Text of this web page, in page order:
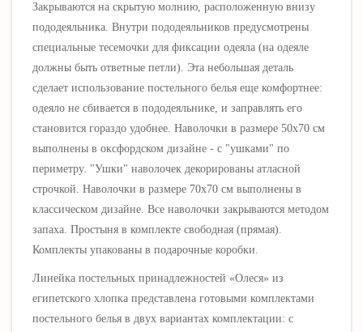
Закрываются на скрытую молнию, расположенную внизу
пододеяльника. Внутри пододеяльников предусмотрены
специальные тесемочки для фиксации одеяла (на одеяле
должны быть ответные петли). Эта небольшая деталь
сделает использование постельного белья еще комфортнее:
одеяло не сбивается в пододеяльнике, и заправлять его
становится гораздо удобнее. Наволочки в размере 50х70 см
выполнены в оксфордском дизайне - с "ушками" по
периметру. "Ушки" наволочек декорированы атласной
строчкой. Наволочки в размере 70х70 см выполнены в
классическом дизайне. Все наволочки закрываются методом
запаха. Простыня в комплекте свободная (прямая).
Комплекты упакованы в подарочные коробки.
Линейка постельных принадлежностей «Олеся» из
египетского хлопка представлена готовыми комплектами
постельного белья в двух вариантах комплектации: с